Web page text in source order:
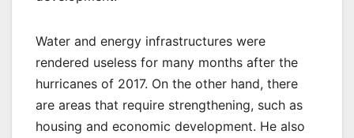
Water and energy infrastructures were
rendered useless for many months after the
hurricanes of 2017. On the other hand, there
are areas that require strengthening, such as
housing and economic development. He also